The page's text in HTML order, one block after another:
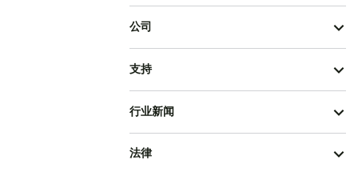
公司
支持
行业新闻
法律